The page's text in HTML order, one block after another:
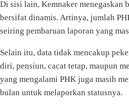
Di sisi lain, Kemnaker menegaskan
bersifat dinamis. Artinya, jumlah
seiring pembaruan laporan yang
Selain itu, data tidak mencakup
diri, pensiun, cacat tetap, maupun
yang mengalami PHK juga masih
bulan untuk melaporkan statusnya.